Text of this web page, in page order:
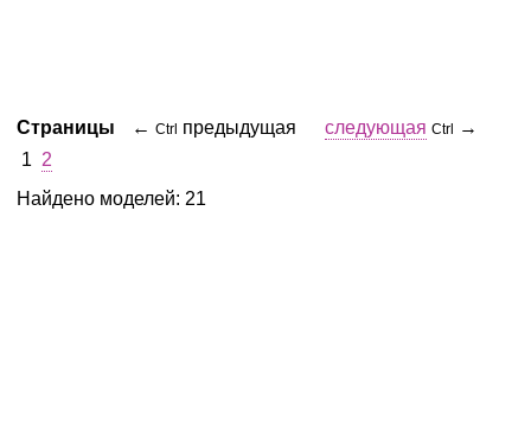
Страницы ← Ctrl предыдущая следующая Ctrl
→
1 2
Найдено моделей: 21